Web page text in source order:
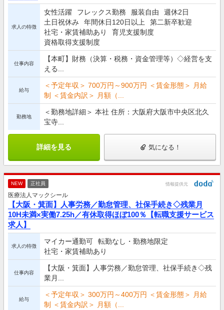
求人の特徴
女性活躍 フレックス勤務 服装自由
週休2日
土日祝休み
年間休日120日以上
第二新卒歓迎
社宅・家賃補助あり
育児支援制度
資格取得支援制度
仕事内容
【本町】財務（決算・税務・資金管理等）◇経営を支
える...
給与
＜予定年収＞ 700万円～900万円 ＜賃金形態＞ 月給
制 ＜賃金内訳＞ 月額（...
勤務地
＜勤務地詳細＞ 本社 住所：大阪府大阪市中央区北久
宝寺...
詳細を見る 気になる！
NEW 正社員 情報提供元
医療法人マックシール
【大阪・箕面】人事労務／勤怠管理、社保手続き◇残業月
10H未満×実働7.25h／有休取得ほぼ100％【転職支援サービス
求人】
求人の特徴
マイカー通勤可
転勤なし・勤務地限定
社宅・家賃補助あり
仕事内容
【大阪・箕面】人事労務／勤怠管理、社保手続き◇残
業月...
給与
＜予定年収＞ 300万円～400万円 ＜賃金形態＞ 月給
制 ＜賃金内訳＞ 月額（...